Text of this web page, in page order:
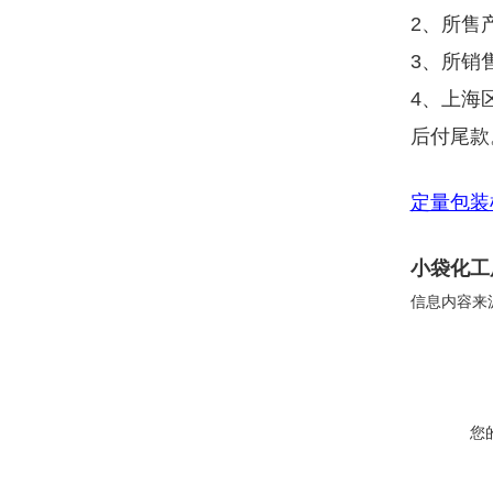
2、所售
3、所销
4、上海
后付尾
定量包
小袋化
信息内容来
您